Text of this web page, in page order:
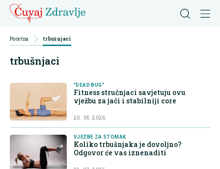
Početna trbušnjaci
trbušnjaci
"DEAD BUG"
Fitness stručnjaci savjetuju ovu
vježbu za jači i stabilniji core
20. 05. 2026.
VJEŽBE ZA STOMAK
Koliko trbušnjaka je dovoljno?
Odgovor će vas iznenaditi